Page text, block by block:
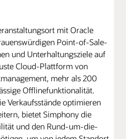
mit Oracle
Point-of-Sale-
und Unterhaltungsziele auf
Cloud-Plattform von
mehr als 200
Offlinefunktionalität.
Verkaufsstände optimieren
bietet Simphony die
und den Rund-um-die-